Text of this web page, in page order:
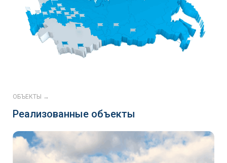
ОБЪЕКТЫ →
Реализованные объекты